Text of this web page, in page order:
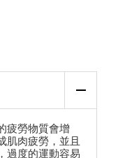
疲勞物質會增
肌肉疲勞，並且
過度的運動容易